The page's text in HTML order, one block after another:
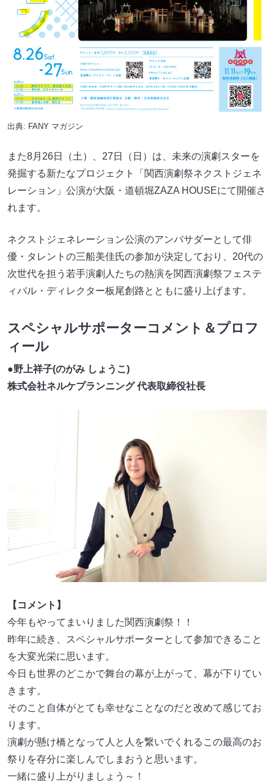
出典: FANY マガジン
また8月26日（土）、27日（日）は、未来の演劇スターを
発掘する新たなプロジェクト「関西演劇祭ネクストジェネ
レーション」公演が大阪・道頓堀ZAZA HOUSEにて開催さ
れます。
ネクストジェネレーション公演のアンバサダーとして俳
優・タレントの三船美佳氏の参加が決定しており、20代の
次世代を担う若手演劇人たちの熱演を関西演劇祭フェステ
ィバル・ディレクター板尾創路とともに盛り上げます。
スペシャルサポーターコメント＆プロフ
ィール
●野上祥子(のがみ しょうこ)
株式会社ネルケプランニング 代表取締役社長
【コメント】
今年もやってまいりました関西演劇祭！！
昨年に続き、スペシャルサポーターとして参加できること
を大変光栄に思います。
今日も世界のどこかで舞台の幕が上がって、幕が下りてい
きます。
そのこと自体がとても幸せなことなのだと改めて感じてお
ります。
演劇が懸け橋となって人と人を繋いでくれるこの最高のお
祭りを存分に楽しんでしまおうと思います。
一緒に盛り上がりましょう～！